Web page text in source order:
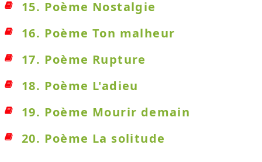
15. Poème Nostalgie
16. Poème Ton malheur
17. Poème Rupture
18. Poème L'adieu
19. Poème Mourir demain
20. Poème La solitude